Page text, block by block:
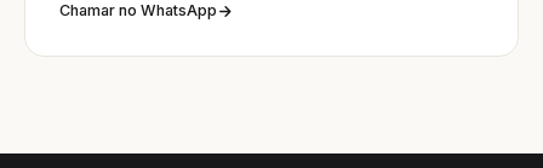
Chamar no WhatsApp